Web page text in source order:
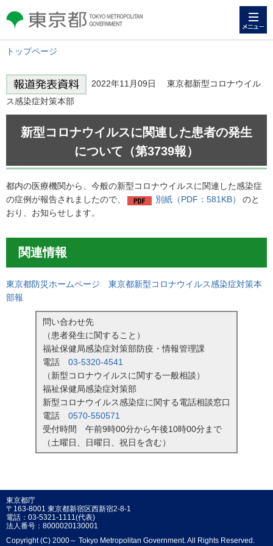
東京都 TOKYO METROPOLITAN
GOVERNMENT
トップページ
2022年11月09日 東京都新型コロナウイル
ス感染症対策本部
新型コロナウイルスに関連した患者の発生
について（第3739報）
都内の医療機関から、今般の新型コロナウイルスに関連した感染症
の症例が報告されましたので、
別紙（PDF：581KB）
のと
おり、お知らせします。
関連情報
東京都防災ホームページ 東京都新型コロナウイルス感染症対策本
部報
問い合わせ先
（患者発生に関すること）
福祉保健局感染症対策部防疫・情報管理課
電話 03-5320-4541
（新型コロナウイルスに関する一般相談）
福祉保健局感染症対策部
新型コロナウイルス感染症に関する電話相談窓口
電話 0570-550571
受付時間 午前9時00分から午後10時00分まで
（土曜日、日曜日、祝日を含む）
東京都庁
〒163-8001 東京都新宿区西新宿2-8-1
電話：03-5321-1111(代表)
法人番号：8000020130001
Copyright (C) 2000～ Tokyo Metropolitan Government. All Rights Reserved.